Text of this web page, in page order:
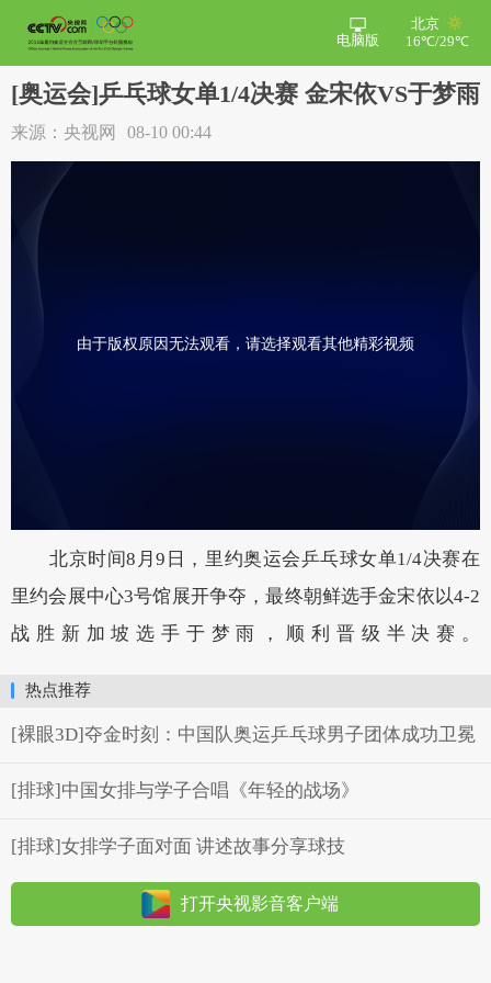
北京
16℃/29℃
电脑版
[奥运会]乒乓球女单1/4决赛 金宋依VS于梦雨
来源：央视网 08-10 00:44
由于版权原因无法观看，请选择观看其他精彩视频
北京时间8月9日，里约奥运会乒乓球女单1/4决赛在
里约会展中心3号馆展开争夺，最终朝鲜选手金宋依以4-2
战胜新加坡选手于梦雨，顺利晋级半决赛。
热点推荐
[裸眼3D]夺金时刻：中国队奥运乒乓球男子团体成功卫冕
[排球]中国女排与学子合唱《年轻的战场》
[排球]女排学子面对面 讲述故事分享球技
打开央视影音客户端